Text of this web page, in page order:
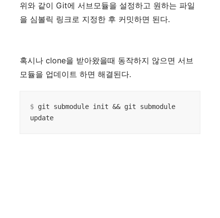
위와 같이 Git에 서브모듈을 설정하고 원하는 파일
을 심볼릭 링크로 지정한 후 커밋하면 된다.
혹시나 clone을 받아왔을때 동작하지 않으면 서브
모듈을 업데이트 하면 해결된다.
$ git submodule init && git submodule
update